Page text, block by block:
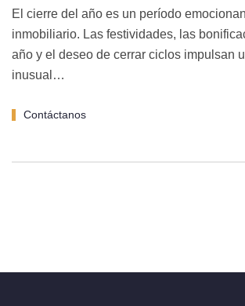
El cierre del año es un período
inmobiliario. Las festividades, las
año y el deseo de cerrar ciclos impulsan
inusual…
Contáctanos